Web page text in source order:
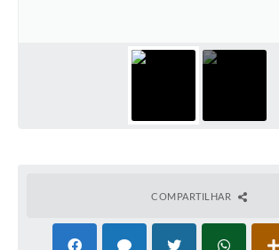
COMPARTILHAR